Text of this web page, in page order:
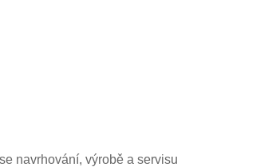
navrhování, výrobě a servisu